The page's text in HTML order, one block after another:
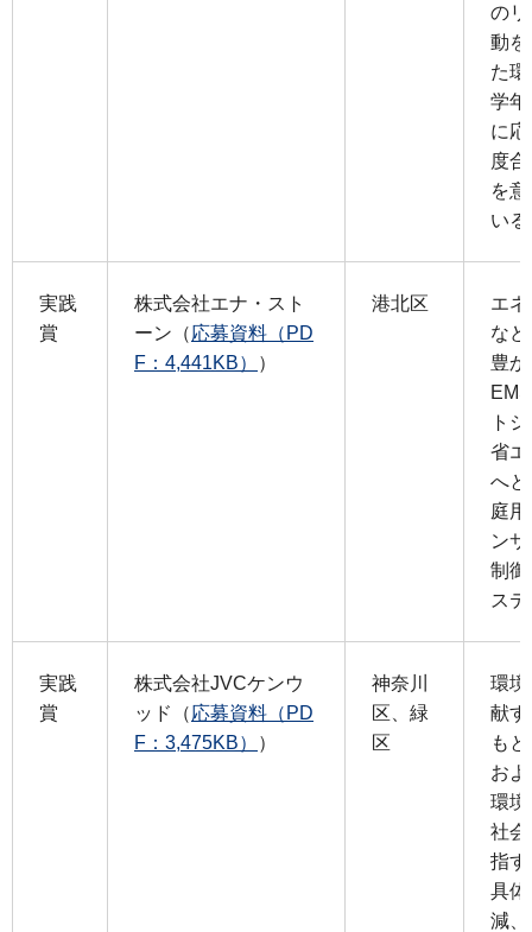
の
動
た
学
に
度
を
い
実践
賞
株式会社エナ・スト
ーン（応募資料（PD
F：4,441KB）
）
港北区
エ
な
豊
ト
省
へ
庭
ン
制
ス
実践
賞
株式会社JVCケンウ
ッド（応募資料（PD
F：3,475KB）
）
神奈川
区、緑
区
環
献
も
お
環
社
指す
具
減